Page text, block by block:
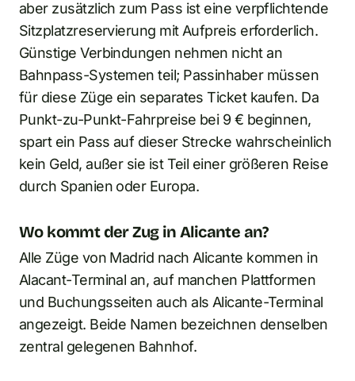
aber zusätzlich zum Pass ist eine verpflichtende
Sitzplatzreservierung mit Aufpreis erforderlich.
Günstige Verbindungen nehmen nicht an
Bahnpass-Systemen teil; Passinhaber müssen
für diese Züge ein separates Ticket kaufen. Da
Punkt-zu-Punkt-Fahrpreise bei 9 € beginnen,
spart ein Pass auf dieser Strecke wahrscheinlich
kein Geld, außer sie ist Teil einer größeren Reise
durch Spanien oder Europa.
Wo kommt der Zug in Alicante an?
Alle Züge von Madrid nach Alicante kommen in
Alacant-Terminal an, auf manchen Plattformen
und Buchungsseiten auch als Alicante-Terminal
angezeigt. Beide Namen bezeichnen denselben
zentral gelegenen Bahnhof.